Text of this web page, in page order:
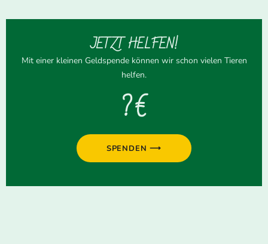
JETZT HELFEN!
Mit einer kleinen Geldspende können wir schon vielen Tieren
helfen.
? €
SPENDEN ⟶